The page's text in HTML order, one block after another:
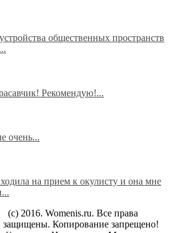
общественных пространств
Рекомендую!...
очень...
на прием к окулисту и она мне
(c) 2016. Womenis.ru. Все права
защищены. Копирование запрещено!